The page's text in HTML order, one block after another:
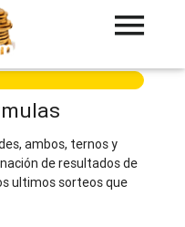
ambos, ternos y
de resultados de
ultimos sorteos que